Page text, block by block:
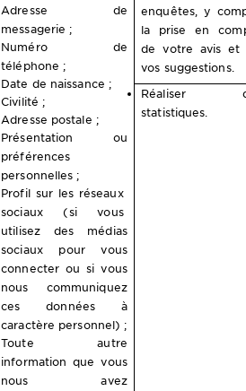
Adresse de
messagerie ;
Numéro de
téléphone ;
Date de naissance ;
Civilité ;
Adresse postale ;
Présentation ou
préférences
personnelles ;
Profil sur les réseaux
sociaux (si vous
utilisez des médias
sociaux pour vous
connecter ou si vous
nous communiquez
ces données à
caractère personnel) ;
Toute autre
information que vous
nous avez
enquêtes, y
la prise en
de votre avis et
vos suggestions.
Réaliser
statistiques.